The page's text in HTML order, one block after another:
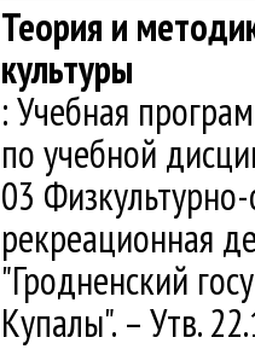
Теория и
культуры
: Учебная
по учебной
03
рекреационная
"Гродненский
Купалы". – Утв.